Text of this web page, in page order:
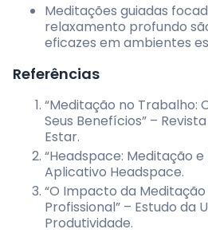
Meditações guiadas
relaxamento profundo
eficazes em ambientes
Referências
“Meditação no Trabalho:
Seus Benefícios” –
Estar.
“Headspace: Meditação e
Aplicativo Headspace.
“O Impacto da
Profissional” – Estudo da
Produtividade.